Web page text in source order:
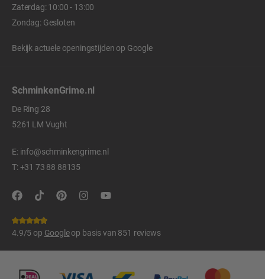
Zaterdag: 10:00 - 13:00
Zondag: Gesloten
Bekijk actuele openingstijden op Google
SchminkenGrime.nl
De Ring 28
5261 LM Vught
E: info@schminkengrime.nl
T:+31 73 88 88135
4.9/5 op Googleop basis van 851 reviews